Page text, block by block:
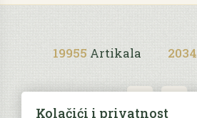
19955 Artikala 2034
Kolačići i privatnost